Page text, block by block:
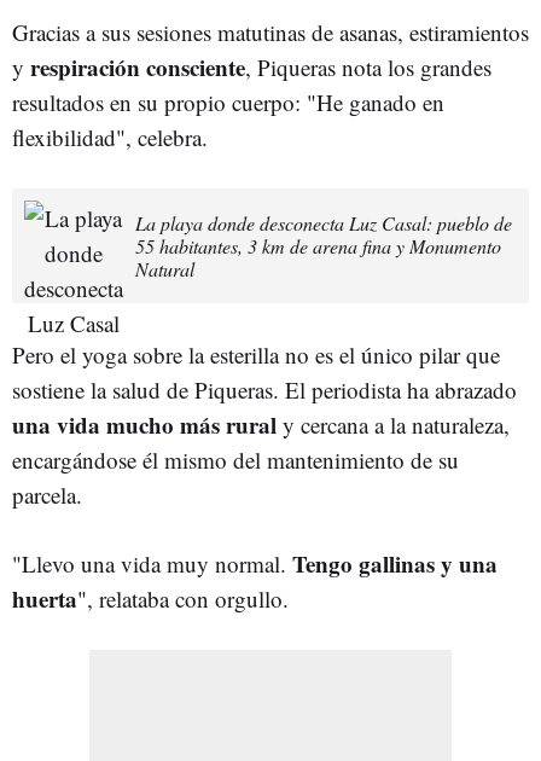
Gracias a sus sesiones matutinas de asanas, estiramientos
y respiración consciente, Piqueras nota los grandes
resultados en su propio cuerpo: "He ganado en
flexibilidad", celebra.
La playa donde desconecta Luz Casal: pueblo de
55 habitantes, 3 km de arena fina y Monumento
Natural
Pero el yoga sobre la esterilla no es el único pilar que
sostiene la salud de Piqueras. El periodista ha abrazado
una vida mucho más rural y cercana a la naturaleza,
encargándose él mismo del mantenimiento de su
parcela.
"Llevo una vida muy normal. Tengo gallinas y una
huerta", relataba con orgullo.